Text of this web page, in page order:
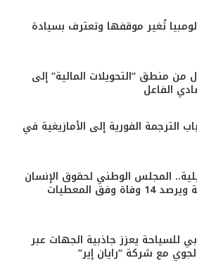
تُغير موقفها وتعترف بسيادة
من منطق “التحويلات المالية” إلى
الفاعل
الفورية إلى الأمازيغية في
المجلس الوطني لحقوق الإنسان
يكشف خلاصاته الأولية ويرصد 14 وفاة وفق المعطيات
للسياحة يعزز جاذبية الجهات عبر
مع شركة “رايان إير”